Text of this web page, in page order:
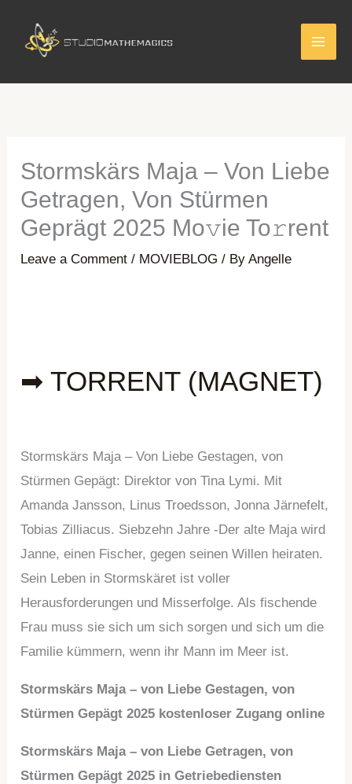
content
Stormskärs Maja – Von Liebe
Getragen, Von Stürmen
Geprägt 2025 Mo𝚟ie To𝚛rent
Leave a Comment / MOVIEBLOG / ByAngelle
➡ TORRENT (MAGNET)
Stormskärs Maja – Von Liebe Gestagen, von
Stürmen Gepägt: Direktor von Tina Lymi. Mit
Amanda Jansson, Linus Troedsson, Jonna Järnefelt,
Tobias Zilliacus. Siebzehn Jahre -Der alte Maja wird
Janne, einen Fischer, gegen seinen Willen heiraten.
Sein Leben in Stormskäret ist voller
Herausforderungen und Misserfolge. Als fischende
Frau muss sie sich um sich sorgen und sich um die
Familie kümmern, wenn ihr Mann im Meer ist.
Stormskärs Maja – von Liebe Gestagen, von
Stürmen Gepägt 2025 kostenloser Zugang online
Stormskärs Maja – von Liebe Getragen, von
Stürmen Gepägt 2025 in Getriebediensten